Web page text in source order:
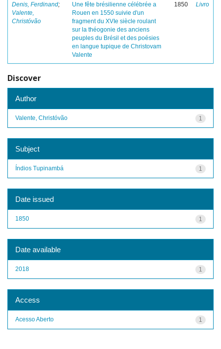
Denis, Ferdinand;
Valente,
Christóvão
Une fête brésilienne célébrée a
Rouen en 1550 suivie d'un
fragment du XVIe siècle roulant
sur la théogonie des anciens
peuples du Brésil et des poésies
en langue tupique de Christovam
Valente
1850 Livro
Discover
Author
1
Valente, Christóvão
Subject
1
Índios Tupinambá
Date issued
1
1850
Date available
1
2018
Access
1
Acesso Aberto